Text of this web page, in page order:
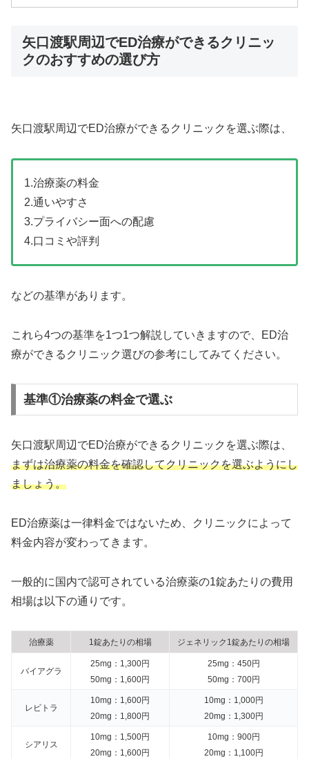
矢口渡駅周辺でED治療ができるクリニッ
クのおすすめの選び方
矢口渡駅周辺でED治療ができるクリニックを選ぶ際は、
1.治療薬の料金
2.通いやすさ
3.プライバシー面への配慮
4.口コミや評判
などの基準があります。
これら4つの基準を1つ1つ解説していきますので、ED治
療ができるクリニック選びの参考にしてみてください。
基準①治療薬の料金で選ぶ
矢口渡駅周辺でED治療ができるクリニックを選ぶ際は、
まずは治療薬の料金を確認してクリニックを選ぶようにし
ましょう。
ED治療薬は一律料金ではないため、クリニックによって
料金内容が変わってきます。
一般的に国内で認可されている治療薬の1錠あたりの費用
相場は以下の通りです。
治療薬 1錠あたりの相場 ジェネリック1錠あたりの相場
バイアグラ
25mg：1,300円
50mg：1,600円
25mg：450円
50mg：700円
レビトラ
10mg：1,600円
20mg：1,800円
10mg：1,000円
20mg：1,300円
シアリス
10mg：1,500円
20mg：1,600円
10mg：900円
20mg：1,100円